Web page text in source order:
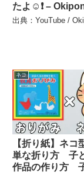
たよ☺️❗️ –
出典：YouTube /
ネコ
【折り紙】ネコ
単な折り方 子
作品の作り方